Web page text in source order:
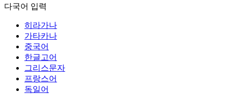
다국어 입력
히라가나
가타카나
중국어
한글고어
그리스문자
프랑스어
독일어